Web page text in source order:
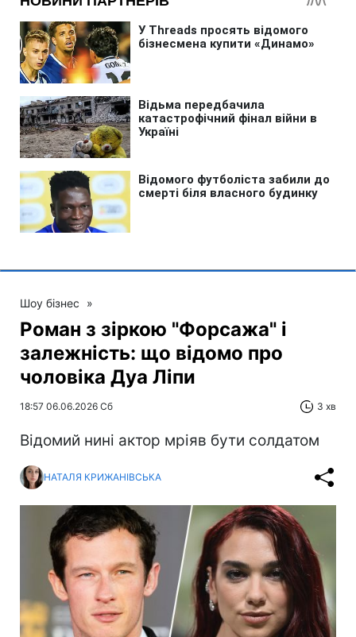
Шоу бізнес »
Роман з зіркою "Форсажа" і
залежність: що відомо про
чоловіка Дуа Ліпи
18:57 06.06.2026 Сб 3 хв
Відомий нині актор мріяв бути солдатом
НАТАЛЯ КРИЖАНІВСЬКА